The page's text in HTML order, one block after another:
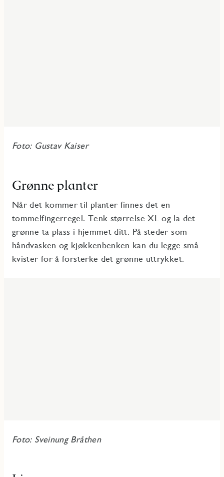
Foto: Gustav Kaiser
Grønne planter
Når det kommer til planter finnes det en
tommelfingerregel. Tenk størrelse XL og la det
grønne ta plass i hjemmet ditt. På steder som
håndvasken og kjøkkenbenken kan du legge små
kvister for å forsterke det grønne uttrykket.
Foto: Sveinung Bråthen